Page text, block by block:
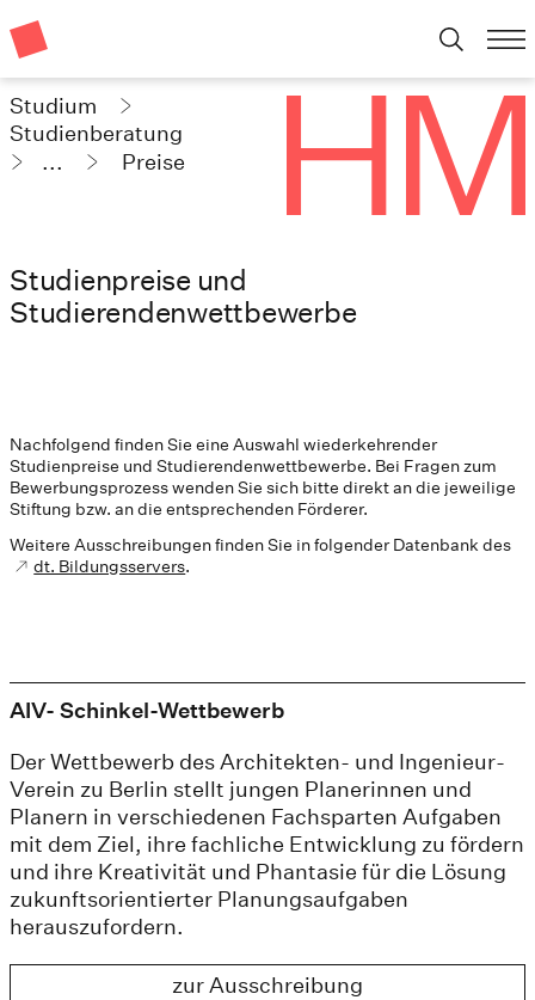
Studium
Studienberatung
...
Preise
Studienpreise und
Studierendenwettbewerbe
Nachfolgend finden Sie eine Auswahl wiederkehrender
Studienpreise und Studierendenwettbewerbe. Bei Fragen zum
Bewerbungsprozess wenden Sie sich bitte direkt an die jeweilige
Stiftung bzw. an die entsprechenden Förderer.
Weitere Ausschreibungen finden Sie in folgender Datenbank des
dt. Bildungsservers.
AIV- Schinkel-Wettbewerb
Der Wettbewerb des Architekten- und Ingenieur-
Verein zu Berlin stellt jungen Planerinnen und
Planern in verschiedenen Fachsparten Aufgaben
mit dem Ziel, ihre fachliche Entwicklung zu fördern
und ihre Kreativität und Phantasie für die Lösung
zukunftsorientierter Planungsaufgaben
herauszufordern.
zur Ausschreibung